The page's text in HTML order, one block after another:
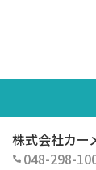
株式会社カー
048-298-